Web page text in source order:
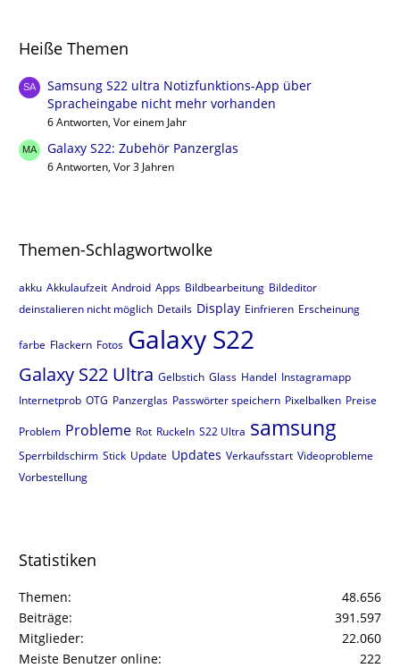
Heiße Themen
Samsung S22 ultra Notizfunktions-App über
Spracheingabe nicht mehr vorhanden
6 Antworten, Vor einem Jahr
Galaxy S22: Zubehör Panzerglas
6 Antworten, Vor 3 Jahren
Themen-Schlagwortwolke
akku Akkulaufzeit Android Apps Bildbearbeitung Bildeditor
deinstalieren nicht möglich Details Display Einfrieren Erscheinung
farbe Flackern Fotos Galaxy S22
Galaxy S22 Ultra Gelbstich Glass Handel Instagramapp
Internetprob OTG Panzerglas Passwörter speichern Pixelbalken Preise
Problem Probleme Rot Ruckeln S22 Ultra samsung
Sperrbildschirm Stick Update Updates Verkaufsstart Videoprobleme
Vorbestellung
Statistiken
Themen
48.656
Beiträge
391.597
Mitglieder
22.060
Meiste Benutzer online
222